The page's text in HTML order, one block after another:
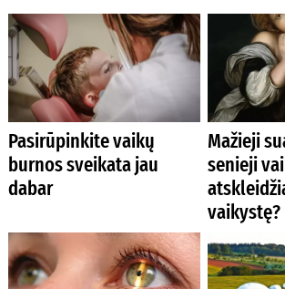
Pasirūpinkite vaikų
burnos sveikata jau
dabar
Mažieji
senieji
vaikystę?